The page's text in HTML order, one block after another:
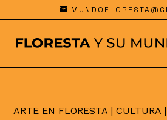
ARTE EN FLORESTA |CULTURA |